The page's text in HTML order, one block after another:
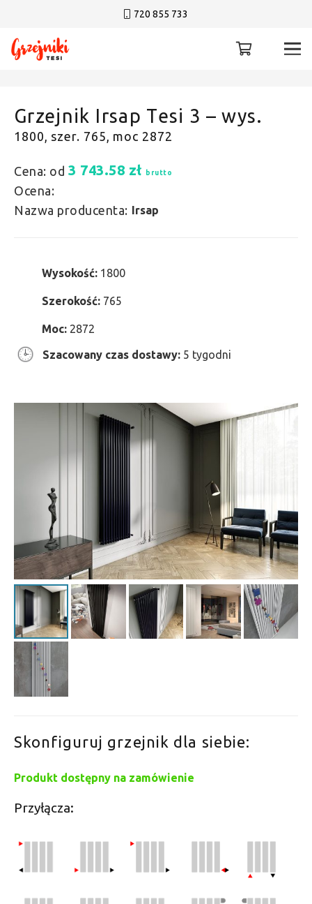
720 855 733
Grzejnik Irsap Tesi 3 – wys.
1800, szer. 765, moc 2872
Cena: od 3 743.58 zł brutto
Ocena:
Nazwa producenta: Irsap
Wysokość: 1800
Szerokość: 765
Moc: 2872
Szacowany czas dostawy: 5 tygodni
Skonfiguruj grzejnik dla siebie:
Produkt dostępny na zamówienie
Przyłącza: